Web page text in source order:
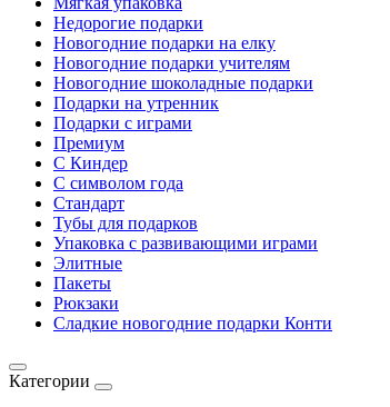
Недорогие подарки
Новогодние подарки на елку
Новогодние подарки учителям
Новогодние шоколадные подарки
Подарки на утренник
Подарки с играми
Премиум
С Киндер
С символом года
Стандарт
Тубы для подарков
Упаковка с развивающими играми
Элитные
Пакеты
Рюкзаки
Сладкие новогодние подарки Конти
Категории